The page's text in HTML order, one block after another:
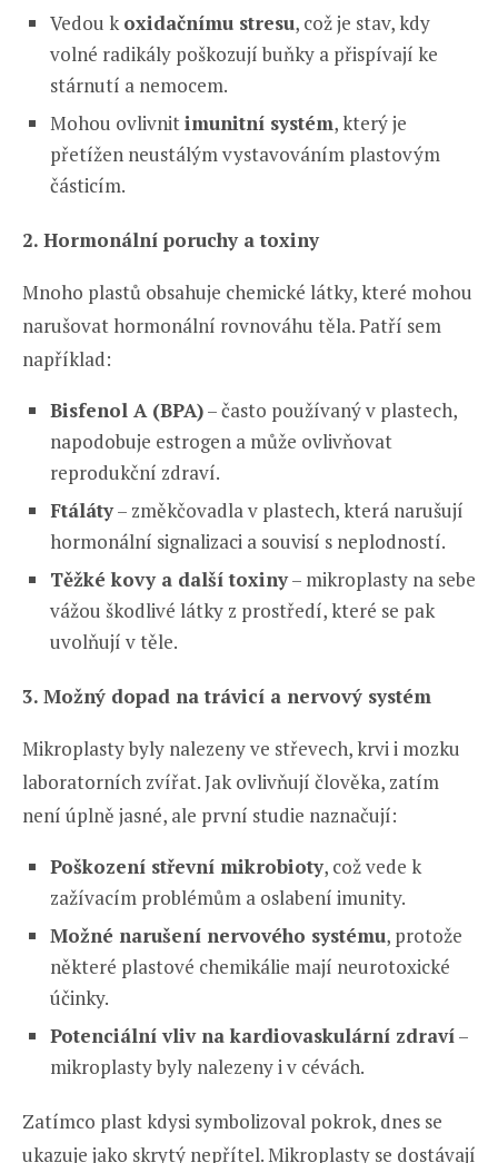
Vedou koxidačnímu stresu, což je stav, kdy
volné radikály poškozují buňky a přispívají ke
stárnutí a nemocem.
Mohou ovlivnitimunitní systém, který je
přetížen neustálým vystavováním plastovým
částicím.
2. Hormonální poruchy a toxiny
Mnoho plastů obsahuje chemické látky, které mohou
narušovat hormonální rovnováhu těla. Patří sem
například:
Bisfenol A (BPA)– často používaný v plastech,
napodobuje estrogen a může ovlivňovat
reprodukční zdraví.
Ftáláty– změkčovadla v plastech, která narušují
hormonální signalizaci a souvisí s neplodností.
Těžké kovy a další toxiny– mikroplasty na sebe
vážou škodlivé látky z prostředí, které se pak
uvolňují v těle.
3. Možný dopad na trávicí a nervový systém
Mikroplasty byly nalezeny ve střevech, krvi i mozku
laboratorních zvířat. Jak ovlivňují člověka, zatím
není úplně jasné, ale první studie naznačují:
Poškození střevní mikrobioty, což vede k
zažívacím problémům a oslabení imunity.
Možné narušení nervového systému, protože
některé plastové chemikálie mají neurotoxické
účinky.
Potenciální vliv na kardiovaskulární zdraví–
mikroplasty byly nalezeny i v cévách.
Zatímco plast kdysi symbolizoval pokrok, dnes se
ukazuje jako skrytý nepřítel. Mikroplasty se dostávají